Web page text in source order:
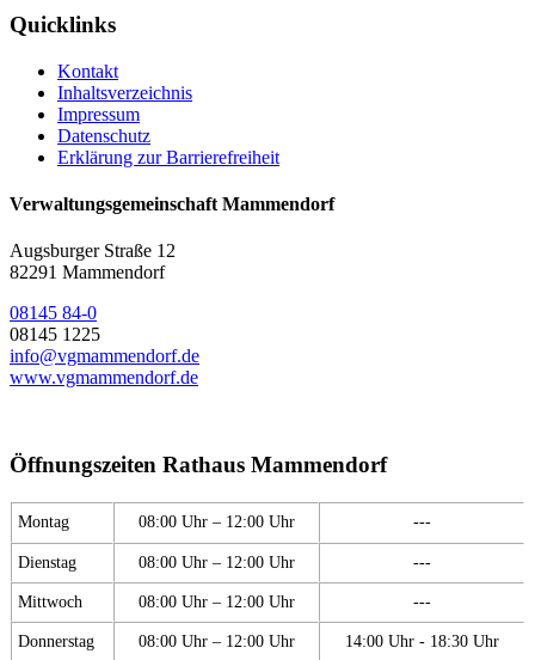
Quicklinks
Kontakt
Inhaltsverzeichnis
Impressum
Datenschutz
Erklärung zur Barrierefreiheit
Verwaltungsgemeinschaft Mammendorf
Augsburger Straße 12
82291 Mammendorf
08145 84-0
08145 1225
info@vgmammendorf.de
www.vgmammendorf.de
Öffnungszeiten Rathaus Mammendorf
Montag 08:00 Uhr – 12:00 Uhr ---
Dienstag 08:00 Uhr – 12:00 Uhr ---
Mittwoch 08:00 Uhr – 12:00 Uhr ---
Donnerstag 08:00 Uhr – 12:00 Uhr 14:00 Uhr - 18:30 Uhr